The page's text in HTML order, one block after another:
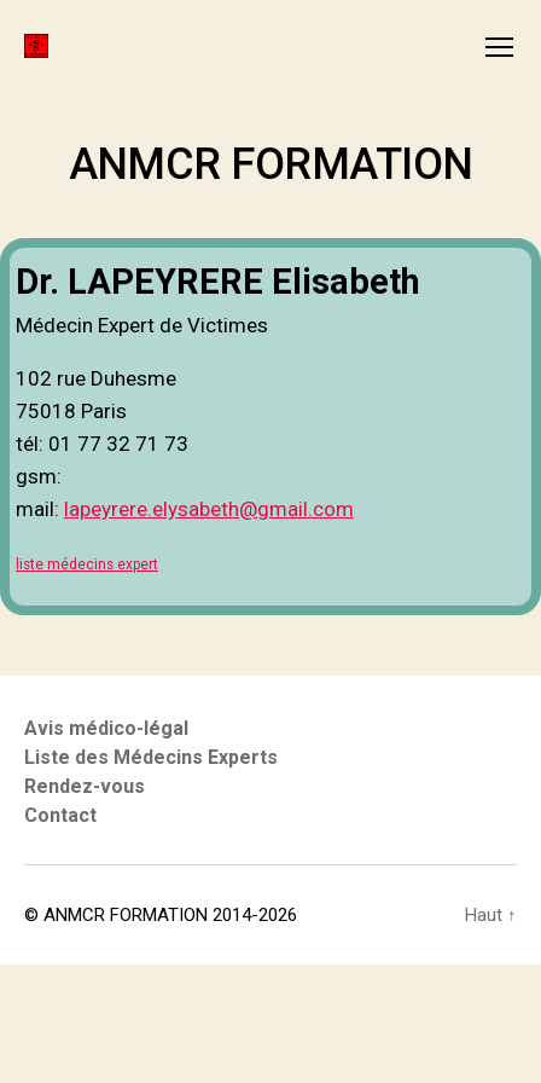
ANMCR FORMATION
Dr. LAPEYRERE Elisabeth
Médecin Expert de Victimes
102 rue Duhesme
75018 Paris
tél: 01 77 32 71 73
gsm:
mail: lapeyrere.elysabeth@gmail.com
liste médecins expert
Avis médico-légal
Liste des Médecins Experts
Rendez-vous
Contact
© ANMCR FORMATION 2014-2026 Haut ↑